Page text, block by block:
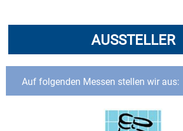
AUSSTELLER
Auf folgenden Messen stellen wir aus: